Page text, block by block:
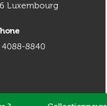
Luxembourg
4088-8840